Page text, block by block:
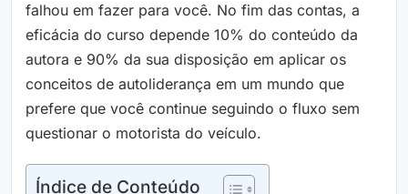
falhou em fazer para você. No fim das contas, a
eficácia do curso depende 10% do conteúdo da
autora e 90% da sua disposição em aplicar os
conceitos de autoliderança em um mundo que
prefere que você continue seguindo o fluxo sem
questionar o motorista do veículo.
Índice de Conteúdo